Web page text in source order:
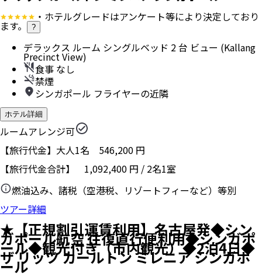
・ホテルグレードはアンケート等により決定しており
ます。 ?
デラックス ルーム シングルベッド 2 台 ビュー (Kallang
Precinct View)
食事 なし
禁煙
シンガポール フライヤーの近隣
ホテル詳細
ルームアレンジ可
【旅行代金】大人1名 546,200 円
【旅行代金合計】 1,092,400 円 / 2名1室
燃油込み、諸税（空港税、リゾートフィーなど）等別
ツアー詳細
★【正規割引運賃利用】名古屋発◆シン
ガポール航空 往復直行便利用◆シンガポ
ール◆観光付き（市内観光）◆2泊4日◆
ザ リッツ カールトン ミレニア シンガポ
ール